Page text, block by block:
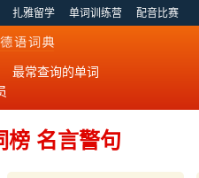
扎雅留学 单词训练营 配音比赛
最常查询的单词
榜 名言警句